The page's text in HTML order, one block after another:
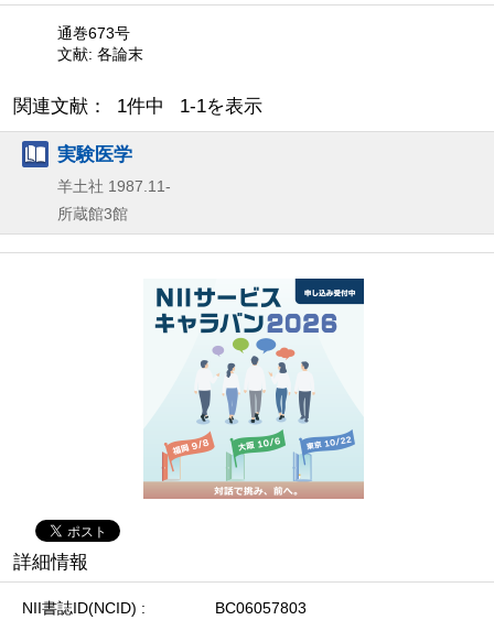
通巻673号
文献: 各論末
関連文献： 1件中 1-1を表示
実験医学
羊土社 1987.11-
所蔵館3館
詳細情報
NII書誌ID(NCID)
BC06057803